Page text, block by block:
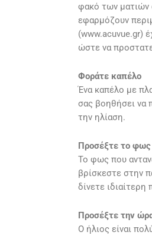
φακό των ματιών
εφαρμόζουν
(www.acuvue.gr)
ώστε να
Φοράτε καπέλο
Ένα καπέλο με
σας βοηθήσει να
την ηλίαση.
Προσέξτε το φως
Το φως που
βρίσκεστε στην
δίνετε
Προσέξτε την
Ο ήλιος είναι